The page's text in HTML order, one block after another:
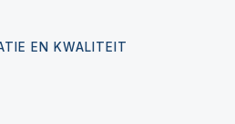
EN KWALITEIT